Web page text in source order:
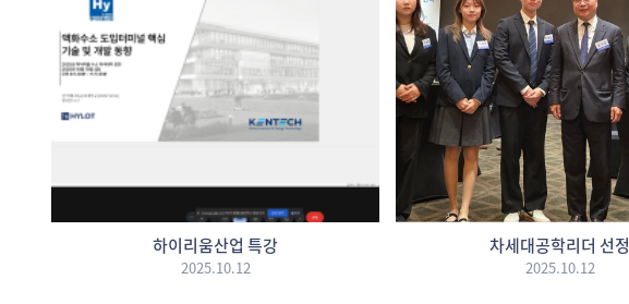
하이리움산업 특강
2025.10.12
차세대공학리더 선정
2025.10.12